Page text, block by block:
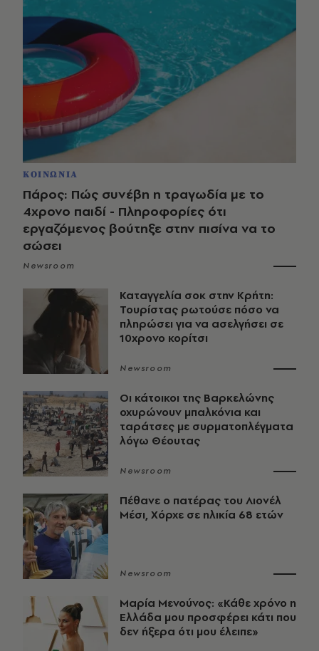
ΚΟΙΝΩΝΙΑ
Πάρος: Πώς συνέβη η τραγωδία με το
4χρονο παιδί - Πληροφορίες ότι
εργαζόμενος βούτηξε στην πισίνα να το
σώσει
Newsroom
Καταγγελία σοκ στην Κρήτη:
Τουρίστας ρωτούσε πόσο να
πληρώσει για να ασελγήσει σε
10χρονο κορίτσι
Newsroom
Οι κάτοικοι της Βαρκελώνης
οχυρώνουν μπαλκόνια και
ταράτσες με συρματοπλέγματα
λόγω Θέουτας
Newsroom
Πέθανε ο πατέρας του Λιονέλ
Μέσι, Χόρχε σε ηλικία 68 ετών
Newsroom
Μαρία Μενούνος: «Κάθε χρόνο η
Ελλάδα μου προσφέρει κάτι που
δεν ήξερα ότι μου έλειπε»